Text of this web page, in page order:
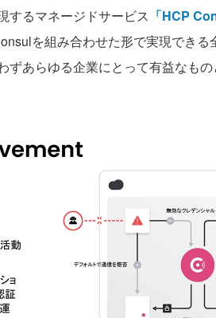
するマネージドサービス 「HCP
を組み合わせた形で実現できる
ずあらゆる企業にとって有益なもの